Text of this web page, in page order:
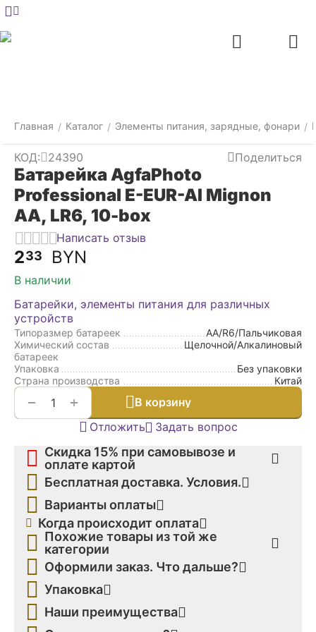
Главная / Каталог / Элементы питания, зарядные, фонари /
КОД: 24390 Поделиться
Батарейка AgfaPhoto
Professional E-EUR-AI Mignon
AA, LR6, 10-box
Написать отзыв
233 BYN
В наличии
Батарейки, элементы питания для различных
устройств
Типоразмер батареек
AA/R6/Пальчиковая
Химический состав
батареек
Щелочной/Алкалиновый
Упаковка
Без упаковки
Страна производства
Китай
+
−
В корзину
Отложить
Задать вопрос
Скидка 15% при самовывозе и
оплате картой
Бесплатная доставка. Условия.
Варианты оплаты
Когда происходит оплата
Похожие товары из той же
категории
Оформили заказ. Что дальше?
Упаковка
Наши преимущества